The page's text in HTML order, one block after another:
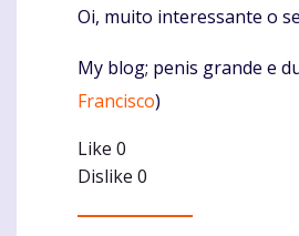
Komentaras
Oi, muito interessante o
My blog; penis grande e
Francisco)
Like 0
Dislike 0